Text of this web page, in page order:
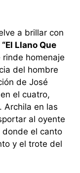
a brillar con
“El Llano Que
rinde homenaje
del hombre
de José
el cuatro,
Archila en las
al oyente
donde el canto
y el trote del